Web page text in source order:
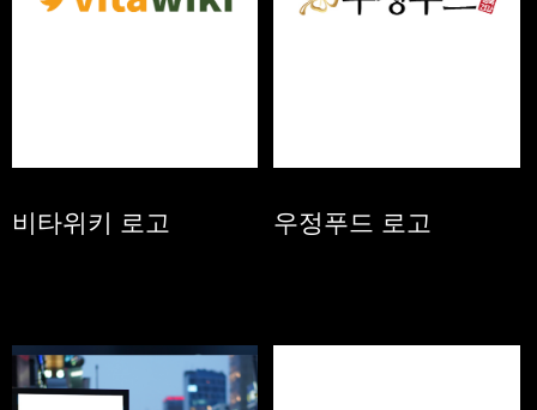
비타위키 로고 우정푸드 로고